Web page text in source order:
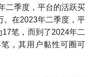
二季度，平台的活跃买
。在2023年二季度，平
笔，而到了2024年二
，其用户黏性可圈可